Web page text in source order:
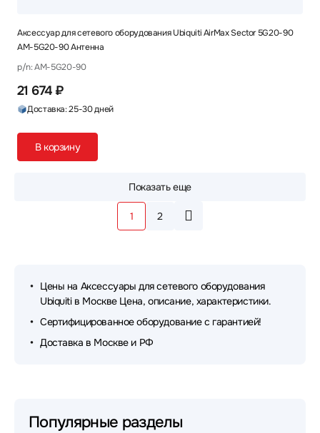
Аксессуар для сетевого оборудования Ubiquiti AirMax Sector 5G20-90
AM-5G20-90 Антенна
p/n: AM-5G20-90
21 674 ₽
Доставка: 25-30 дней
В корзину
Показать еще
1 2
Цены на Аксессуары для сетевого оборудования
Ubiquiti в Москве Цена, описание, характеристики.
Сертифицированное оборудование с гарантией!
Доставка в Москве и РФ
Популярные разделы